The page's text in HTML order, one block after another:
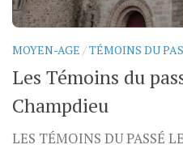
MOYEN-AGE /TÉMOINS DU
Les Témoins du
Champdieu
LES TÉMOINS DU PASSÉ